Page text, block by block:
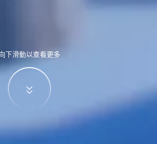
下滑動以查看更多